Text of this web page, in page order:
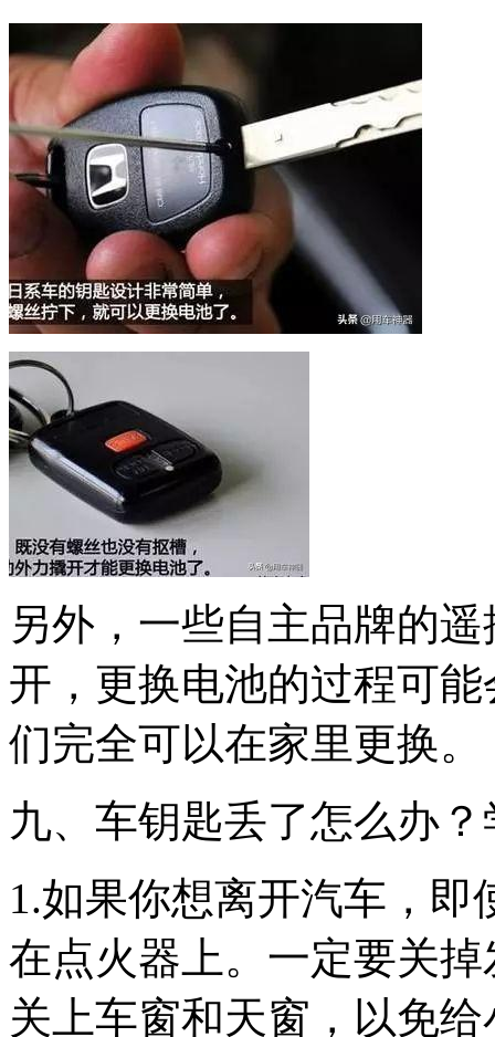
另外，一些自主品牌的
开，更换电池的过程可
们完全可以在家里更换。
九、车钥匙丢了怎么办
1.如果你想离开汽车，
在点火器上。一定要关
关上车窗和天窗，以免